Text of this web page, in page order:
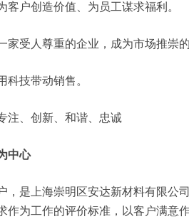
客户创造价值、为员工谋求福利。
家受人尊重的企业，成为市场推崇的
科技带动销售。
注、创新、和谐、忠诚
中心
，是上海崇明区安达新材料有限公
作为工作的评价标准，以客户满意